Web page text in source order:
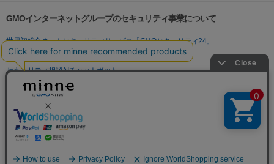
GMOインターネットグループのセキュリティ事業について
世界初総合ネットセキュリティサービス「GMOセキュリティ24」
パスワード漏洩診断
Webサイトリスク診断
セキュリティ相談AIチャットボット
実在証明・盗聴対策
サイバー攻撃対策（GMO Flatt Security）
セキュリティ事業の軌跡